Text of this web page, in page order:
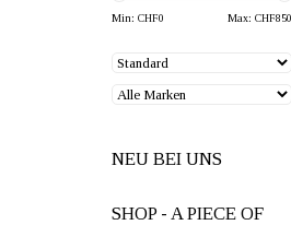
Min: CHF0 Max: CHF850
NEU BEI UNS
SHOP - A PIECE OF